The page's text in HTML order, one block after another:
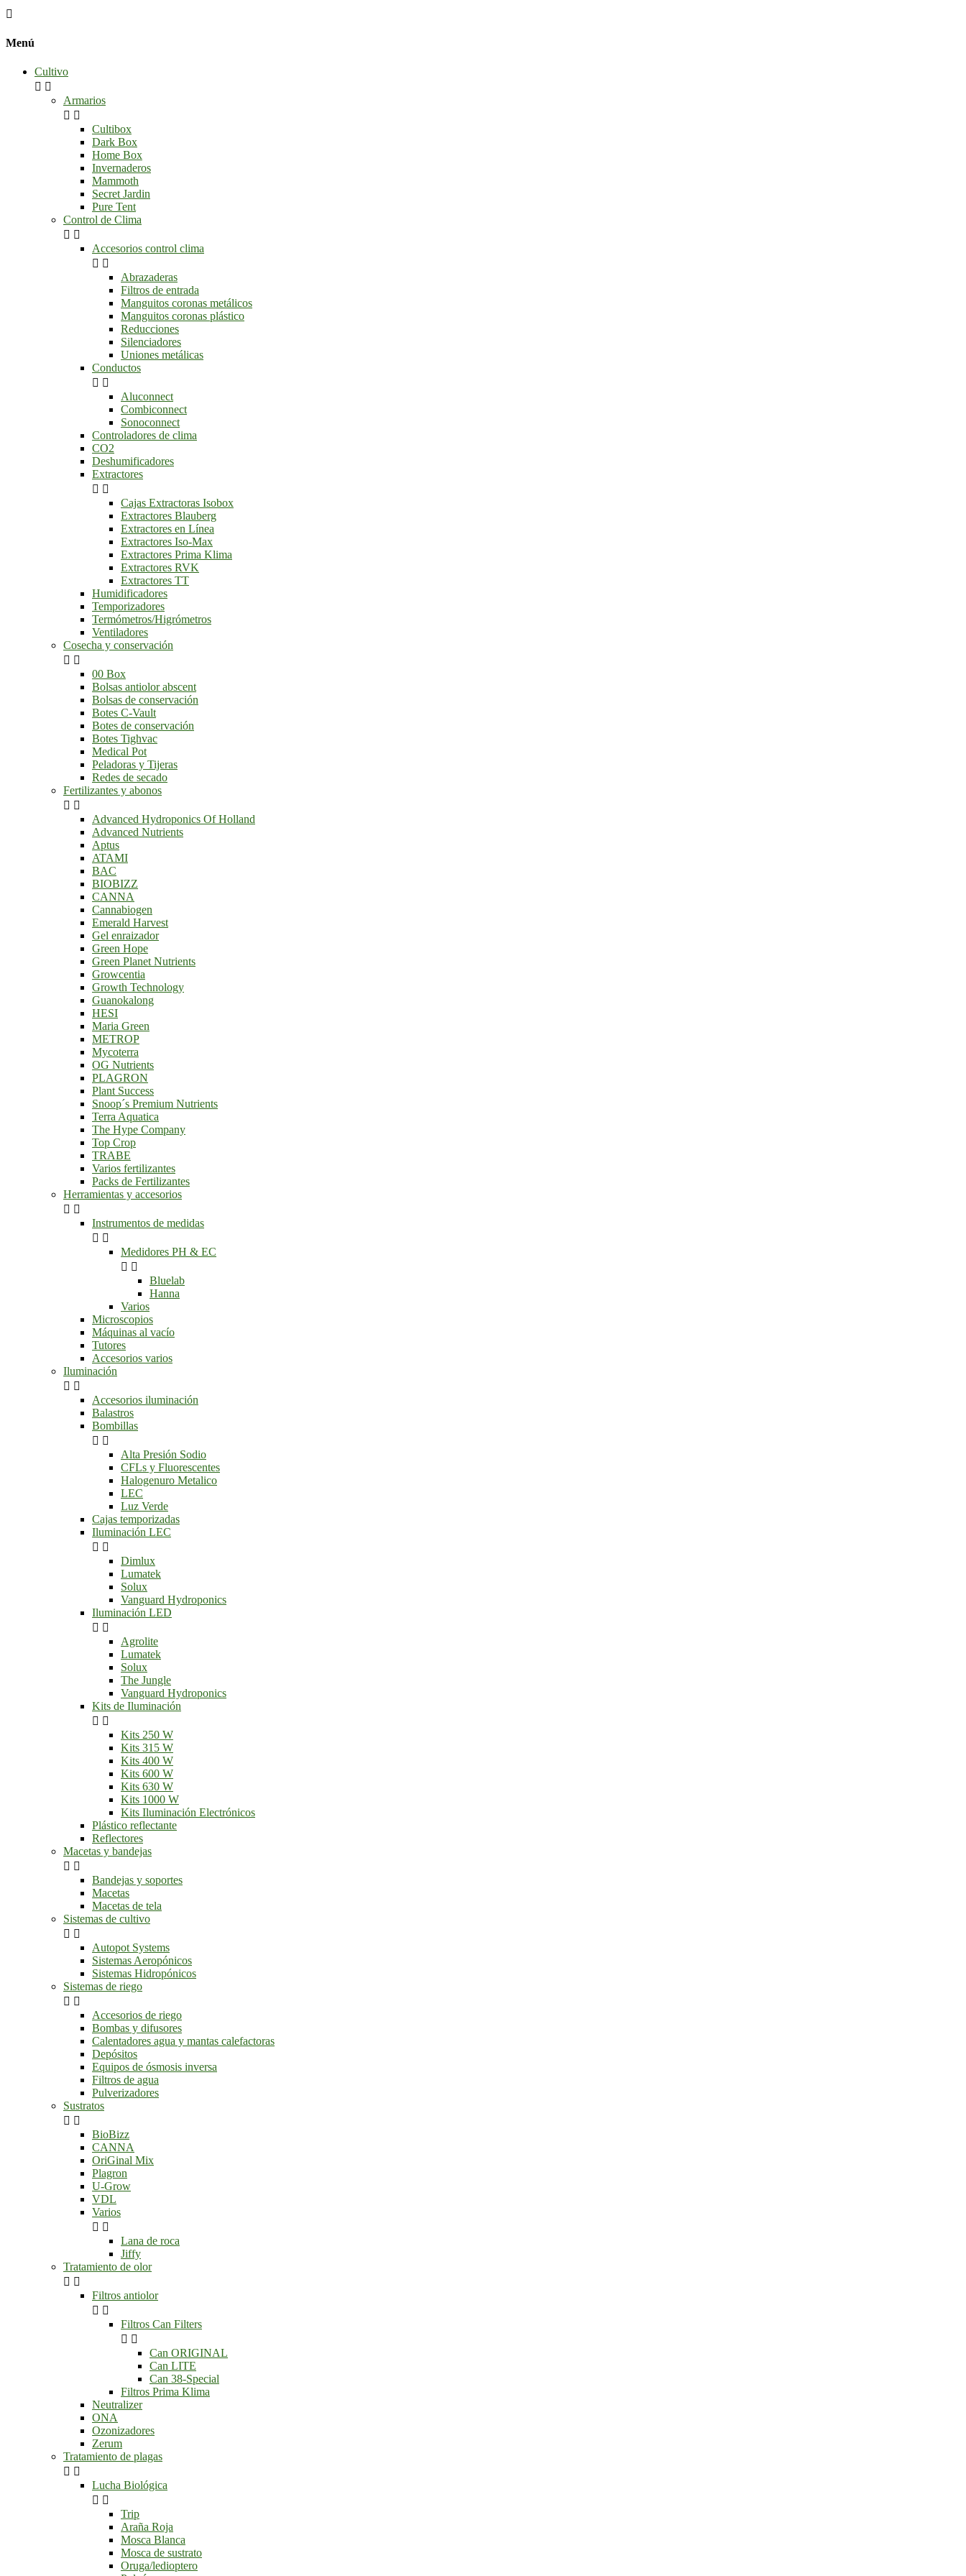

Menú
Cultivo
 
Armarios
 
Cultibox
Dark Box
Home Box
Invernaderos
Mammoth
Secret Jardin
Pure Tent
Control de Clima
 
Accesorios control clima
 
Abrazaderas
Filtros de entrada
Manguitos coronas metálicos
Manguitos coronas plástico
Reducciones
Silenciadores
Uniones metálicas
Conductos
 
Aluconnect
Combiconnect
Sonoconnect
Controladores de clima
CO2
Deshumificadores
Extractores
 
Cajas Extractoras Isobox
Extractores Blauberg
Extractores en Línea
Extractores Iso-Max
Extractores Prima Klima
Extractores RVK
Extractores TT
Humidificadores
Temporizadores
Termómetros/Higrómetros
Ventiladores
Cosecha y conservación
 
00 Box
Bolsas antiolor abscent
Bolsas de conservación
Botes C-Vault
Botes de conservación
Botes Tighvac
Medical Pot
Peladoras y Tijeras
Redes de secado
Fertilizantes y abonos
 
Advanced Hydroponics Of Holland
Advanced Nutrients
Aptus
ATAMI
BAC
BIOBIZZ
CANNA
Cannabiogen
Emerald Harvest
Gel enraizador
Green Hope
Green Planet Nutrients
Growcentia
Growth Technology
Guanokalong
HESI
Maria Green
METROP
Mycoterra
OG Nutrients
PLAGRON
Plant Success
Snoop´s Premium Nutrients
Terra Aquatica
The Hype Company
Top Crop
TRABE
Varios fertilizantes
Packs de Fertilizantes
Herramientas y accesorios
 
Instrumentos de medidas
 
Medidores PH & EC
 
Bluelab
Hanna
Varios
Microscopios
Máquinas al vacío
Tutores
Accesorios varios
Iluminación
 
Accesorios iluminación
Balastros
Bombillas
 
Alta Presión Sodio
CFLs y Fluorescentes
Halogenuro Metalico
LEC
Luz Verde
Cajas temporizadas
Iluminación LEC
 
Dimlux
Lumatek
Solux
Vanguard Hydroponics
Iluminación LED
 
Agrolite
Lumatek
Solux
The Jungle
Vanguard Hydroponics
Kits de Iluminación
 
Kits 250 W
Kits 315 W
Kits 400 W
Kits 600 W
Kits 630 W
Kits 1000 W
Kits Iluminación Electrónicos
Plástico reflectante
Reflectores
Macetas y bandejas
 
Bandejas y soportes
Macetas
Macetas de tela
Sistemas de cultivo
 
Autopot Systems
Sistemas Aeropónicos
Sistemas Hidropónicos
Sistemas de riego
 
Accesorios de riego
Bombas y difusores
Calentadores agua y mantas calefactoras
Depósitos
Equipos de ósmosis inversa
Filtros de agua
Pulverizadores
Sustratos
 
BioBizz
CANNA
OriGinal Mix
Plagron
U-Grow
VDL
Varios
 
Lana de roca
Jiffy
Tratamiento de olor
 
Filtros antiolor
 
Filtros Can Filters
 
Can ORIGINAL
Can LITE
Can 38-Special
Filtros Prima Klima
Neutralizer
ONA
Ozonizadores
Zerum
Tratamiento de plagas
 
Lucha Biológica
 
Trip
Araña Roja
Mosca Blanca
Mosca de sustrato
Oruga/ledioptero